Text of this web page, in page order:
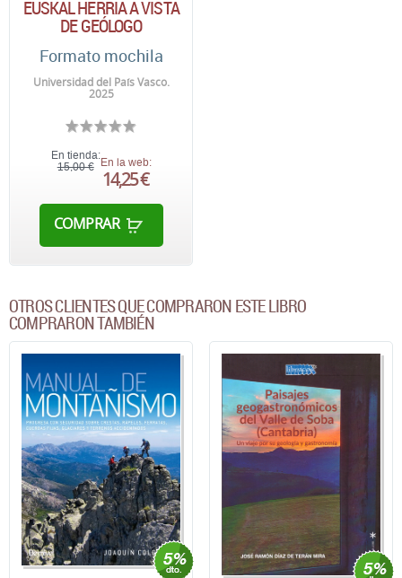
EUSKAL HERRIA A VISTA
DE GEÓLOGO
Formato mochila
Universidad del País Vasco.
2025
En tienda:
15,00 € En la web:
14,25 €
COMPRAR
OTROS CLIENTES QUE COMPRARON ESTE LIBRO
COMPRARON TAMBIÉN